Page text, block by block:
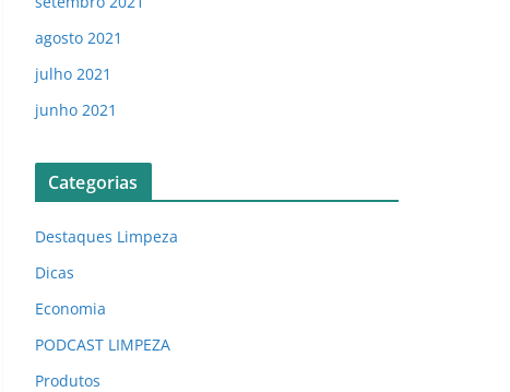
agosto 2021
julho 2021
junho 2021
Categorias
Destaques Limpeza
Dicas
Economia
PODCAST LIMPEZA
Produtos